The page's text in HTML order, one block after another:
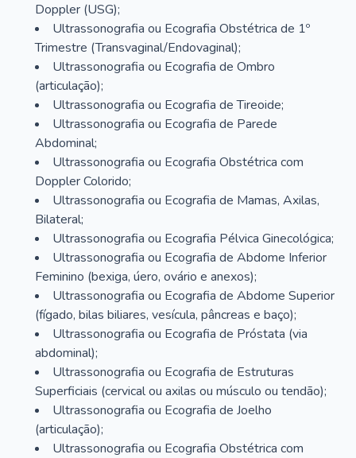
Doppler (USG);
Ultrassonografia ou Ecografia Obstétrica de 1º
Trimestre (Transvaginal/Endovaginal);
Ultrassonografia ou Ecografia de Ombro
(articulação);
Ultrassonografia ou Ecografia de Tireoide;
Ultrassonografia ou Ecografia de Parede
Abdominal;
Ultrassonografia ou Ecografia Obstétrica com
Doppler Colorido;
Ultrassonografia ou Ecografia de Mamas, Axilas,
Bilateral;
Ultrassonografia ou Ecografia Pélvica Ginecológica;
Ultrassonografia ou Ecografia de Abdome Inferior
Feminino (bexiga, úero, ovário e anexos);
Ultrassonografia ou Ecografia de Abdome Superior
(fígado, bilas biliares, vesícula, pâncreas e baço);
Ultrassonografia ou Ecografia de Próstata (via
abdominal);
Ultrassonografia ou Ecografia de Estruturas
Superficiais (cervical ou axilas ou músculo ou tendão);
Ultrassonografia ou Ecografia de Joelho
(articulação);
Ultrassonografia ou Ecografia Obstétrica com